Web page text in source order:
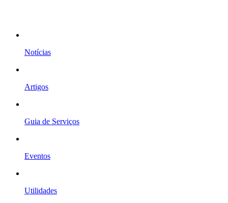
Notícias
Artigos
Guia de Serviços
Eventos
Utilidades